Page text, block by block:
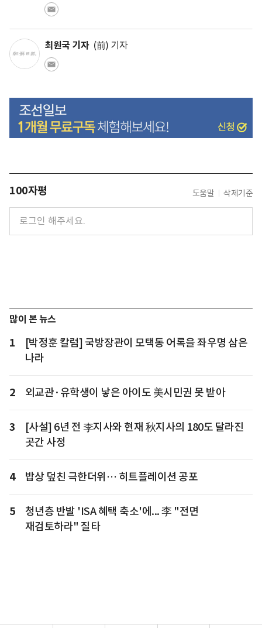
최원국 기자 (前) 기자
100자평 도움말 삭제기준
많이 본 뉴스
1
[박정훈 칼럼] 국방장관이 모택동 어록을 좌우명 삼은
나라
2 외교관·유학생이 낳은 아이도 美시민권 못 받아
3
[사설] 6년 전 李지사와 현재 秋지사의 180도 달라진
곳간 사정
4 밥상 덮친 극한더위… 히트플레이션 공포
5
청년층 반발 'ISA 혜택 축소'에... 李 "전면
재검토하라" 질타